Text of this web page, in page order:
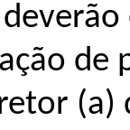
de
(a)